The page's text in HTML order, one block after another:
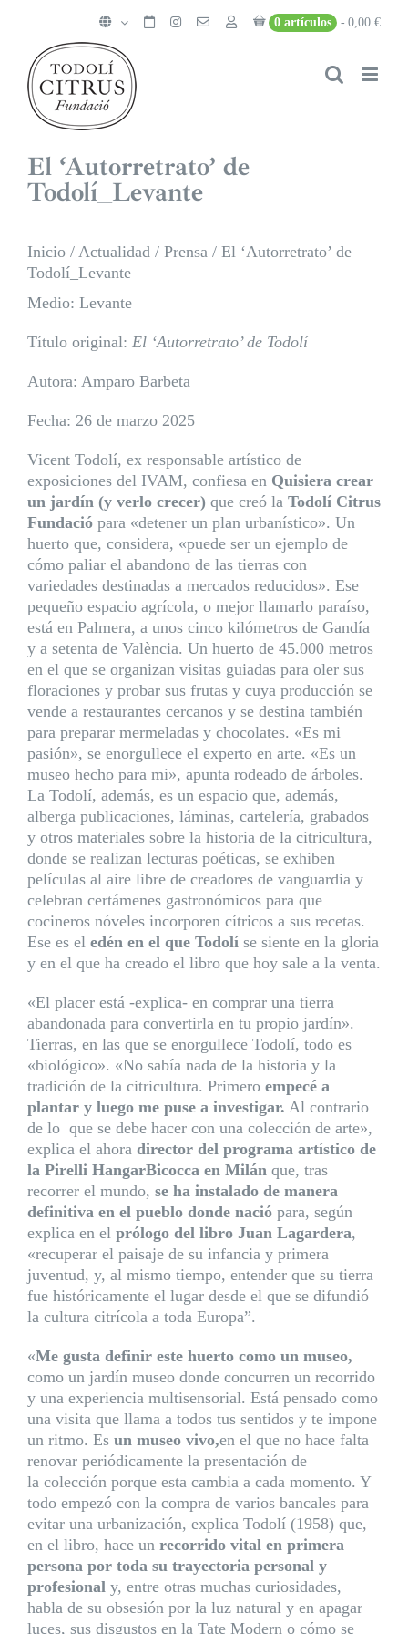
contenido
0 artículos 0,00 €
El ‘Autorretrato’ de
Todolí_Levante
Inicio / Actualidad / Prensa / El ‘Autorretrato’ de
Todolí_Levante
Medio: Levante
Título original: El ‘Autorretrato’ de Todolí
Autora: Amparo Barbeta
Fecha: 26 de marzo 2025
Vicent Todolí, ex responsable artístico de
exposiciones del IVAM, confiesa en Quisiera crear
un jardín (y verlo crecer) que creó la Todolí Citrus
Fundació para «detener un plan urbanístico». Un
huerto que, considera, «puede ser un ejemplo de
cómo paliar el abandono de las tierras con
variedades destinadas a mercados reducidos». Ese
pequeño espacio agrícola, o mejor llamarlo paraíso,
está en Palmera, a unos cinco kilómetros de Gandía
y a setenta de València. Un huerto de 45.000 metros
en el que se organizan visitas guiadas para oler sus
floraciones y probar sus frutas y cuya producción se
vende a restaurantes cercanos y se destina también
para preparar mermeladas y chocolates. «Es mi
pasión», se enorgullece el experto en arte. «Es un
museo hecho para mi», apunta rodeado de árboles.
La Todolí, además, es un espacio que, además,
alberga publicaciones, láminas, cartelería, grabados
y otros materiales sobre la historia de la citricultura,
donde se realizan lecturas poéticas, se exhiben
películas al aire libre de creadores de vanguardia y
celebran certámenes gastronómicos para que
cocineros nóveles incorporen cítricos a sus recetas.
Ese es el edén en el que Todolí se siente en la gloria
y en el que ha creado el libro que hoy sale a la venta.
«El placer está -explica- en comprar una tierra
abandonada para convertirla en tu propio jardín».
Tierras, en las que se enorgullece Todolí, todo es
«biológico». «No sabía nada de la historia y la
tradición de la citricultura. Primeroempecé a
plantar y luego me puse a investigar. Al contrario
de lo que se debe hacer con una colección de arte»,
explica el ahora director del programa artístico de
la Pirelli HangarBicocca en Milánque, tras
recorrer el mundo, se ha instalado de manera
definitiva en el pueblo donde naciópara, según
explica en el prólogo del libro Juan Lagardera,
«recuperar el paisaje de su infancia y primera
juventud, y, al mismo tiempo, entender que su tierra
fue históricamente el lugar desde el que se difundió
la cultura citrícola a toda Europa”.
«Me gusta definir este huerto como un museo,
como un jardín museo donde concurren un recorrido
y una experiencia multisensorial. Está pensado como
una visita que llama a todos tus sentidos y te impone
un ritmo. Esun museo vivo,en el que no hace falta
renovar periódicamente la presentación de
la colección porque esta cambia a cada momento. Y
todo empezó con la compra de varios bancales para
evitar una urbanización, explica Todolí (1958) que,
en el libro, hace un recorrido vital en primera
persona por toda su trayectoria personal y
profesional y, entre otras muchas curiosidades,
habla de su obsesión por la luz natural y en apagar
luces, sus disgustos en la Tate Modern o cómo se